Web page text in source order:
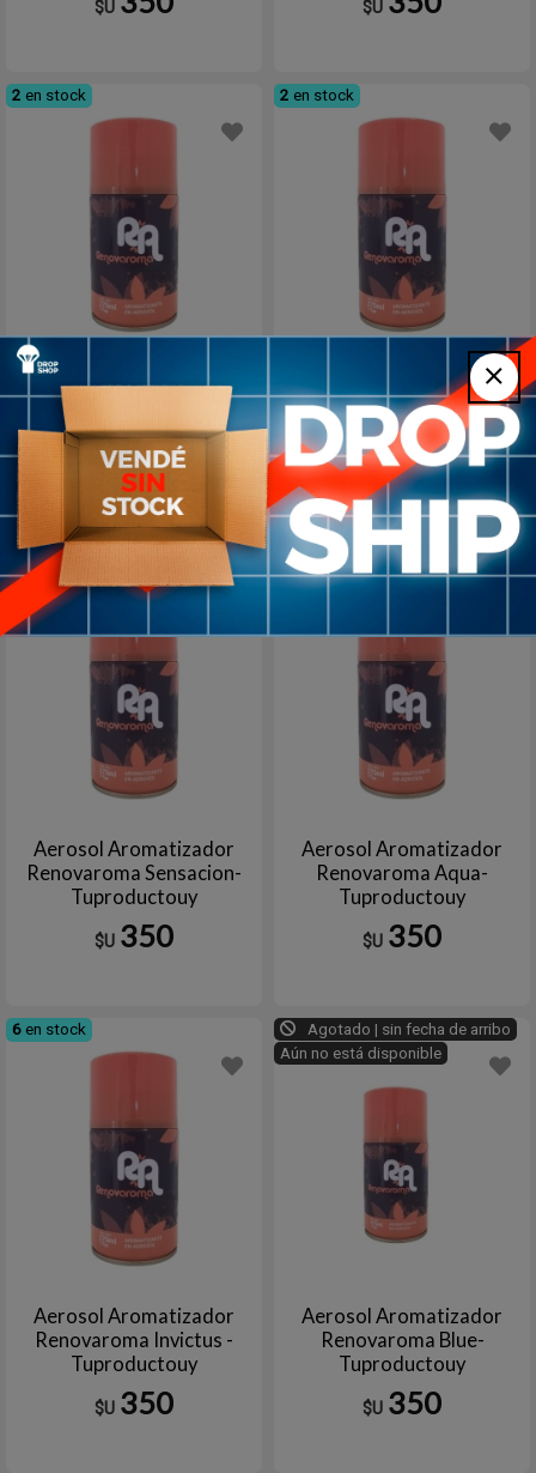
$U $U
2 en stock
Aerosol Aromatizador
Renovaroma Lima-
Tuproductouy
$U 350
2 en stock
Aerosol Aromatizador
Renovaroma Melon
Papaya- Tuproductouy
$U 350
Agotado | sin fecha de arribo
Aún no está disponible
Aerosol Aromatizador
Renovaroma Sensacion-
Tuproductouy
$U 350
Agotado | sin fecha de arribo
Aún no está disponible
Aerosol Aromatizador
Renovaroma Aqua-
Tuproductouy
$U 350
6 en stock
Aerosol Aromatizador
Renovaroma Invictus -
Tuproductouy
$U 350
Agotado | sin fecha de arribo
Aún no está disponible
Aerosol Aromatizador
Renovaroma Blue-
Tuproductouy
$U 350